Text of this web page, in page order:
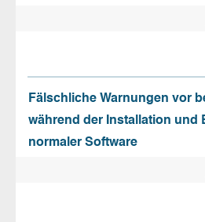
Fälschliche Warnungen vor
während der Installation und
normaler Software